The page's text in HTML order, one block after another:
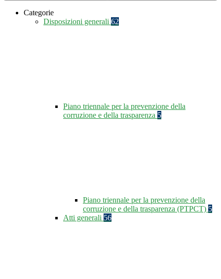
Categorie
Disposizioni generali 62
Piano triennale per la prevenzione della
corruzione e della trasparenza 5
Piano triennale per la prevenzione della
corruzione e della trasparenza (PTPCT) 5
Atti generali 56